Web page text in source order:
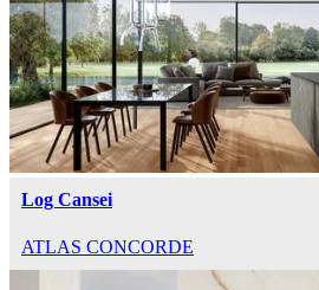
Log Cansei
ATLAS CONCORDE